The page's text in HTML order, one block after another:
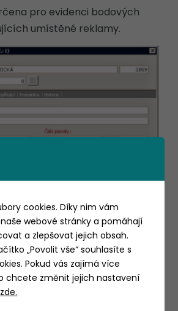
pro evidenci bodových
umístěné reklamy.
které se reklama nachází
cookies. Díky nim vám
webové stránky a pomáhají
a zlepšovat jejich obsah.
„Povolit vše“ souhlasíte s
Pokud vás zajímá více
chcete změnit jejich nastavení
zde.